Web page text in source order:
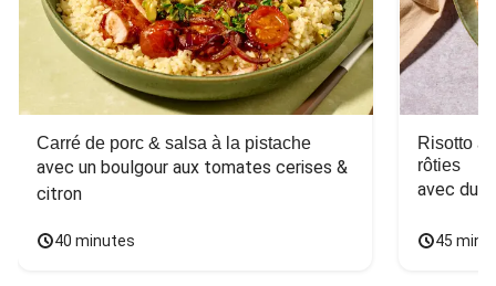
Carré de porc & salsa à la pistache
avec un boulgour aux tomates cerises &
citron
40 minutes
Risotto
rôties
avec du
45